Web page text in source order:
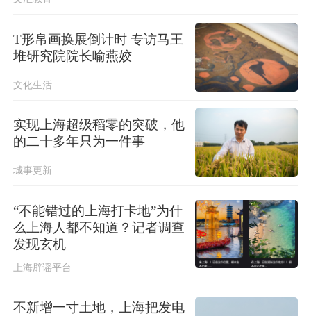
T形帛画换展倒计时 专访马王
堆研究院院长喻燕姣
文化生活
实现上海超级稻零的突破，他
的二十多年只为一件事
城事更新
“不能错过的上海打卡地”为什
么上海人都不知道？记者调查
发现玄机
上海辟谣平台
不新增一寸土地，上海把发电